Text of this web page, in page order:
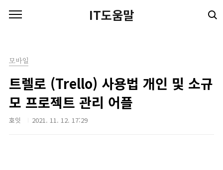
IT도움말
모바일
트렐로 (Trello) 사용법 개인 및 소규
모 프로젝트 관리 어플
호잇 2021. 11. 12. 17:29